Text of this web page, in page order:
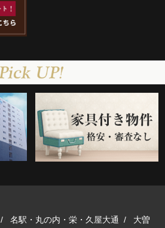
/名駅・丸の内・栄・久屋大通 / 大曽